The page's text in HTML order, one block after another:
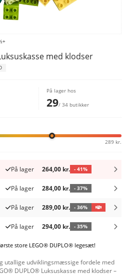
med klodser
På lager hos
29/ 34 butikker
289 kr.
På lager 264,00 kr. - 41%
På lager 284,00 kr. - 37%
På lager 289,00 kr. - 36%
På lager 294,00 kr. - 35%
store LEGO® DUPLO® legesæt!
utallige udviklingsmæssige fordele med
DUPLO® Luksuskasse med klodser –